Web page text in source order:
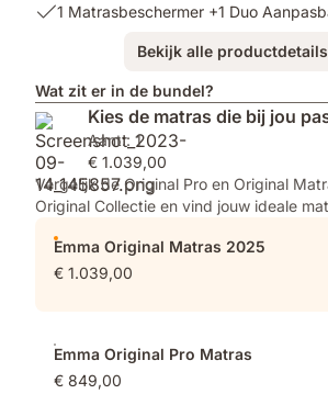
de
jou
past!
Emma
Kussen:
1x
kussen
voor
matrassen
kleiner
140x200,
maten
vanaf
140x200
vanaf 140x2001
USP
+1
Duo
Aanpasbaar
Dekbed
1 Matrasbeschermer +1 Duo
Bekijk alle productdetails
Wat zit er in de bundel?
Kies de matras die bij jou
Aant.: 1
€ 1.039,00
Vergelijk de Original Pro en Original
Original Collectie en vind jouw ideale
Emma Original Matras 2025
€ 1.039,00
Emma Original Pro Matras
€ 849,00